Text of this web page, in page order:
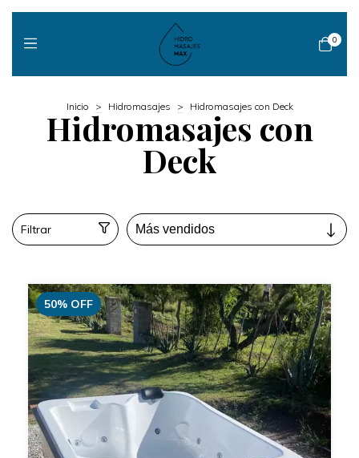
0
Inicio > Hidromasajes > Hidromasajes con Deck
Hidromasajes con
Deck
Filtrar
50% OFF